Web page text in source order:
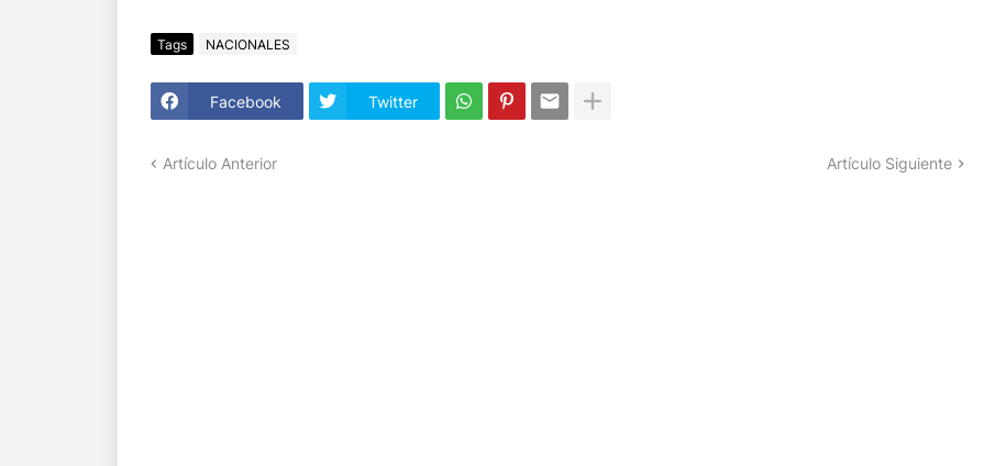
Tags NACIONALES
Facebook Twitter
Artículo Anterior Artículo Siguiente